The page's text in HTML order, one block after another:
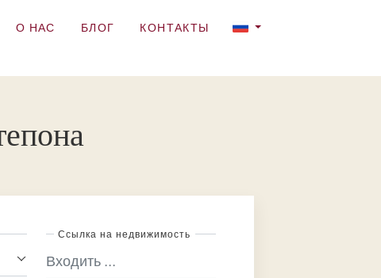
О НАС БЛОГ КОНТАКТЫ
Ссылка на недвижимость